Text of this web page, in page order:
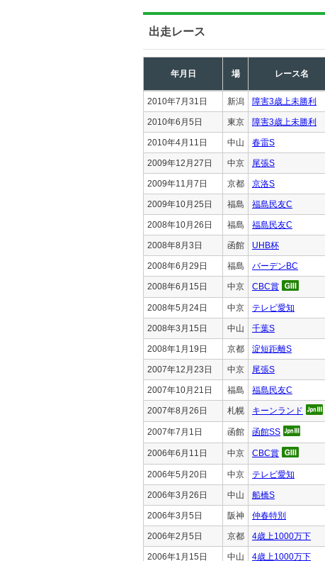
出走レース
年月日 場 レース名
2010年7月31日 新潟 障害3歳上未勝利
2010年6月5日 東京 障害3歳上未勝利
2010年4月11日 中山 春雷S
2009年12月27日 中京 尾張S
2009年11月7日 京都 京洛S
2009年10月25日 福島 福島民友C
2008年10月26日 福島 福島民友C
2008年8月3日 函館 UHB杯
2008年6月29日 福島 バーデンBC
2008年6月15日 中京 CBC賞
2008年5月24日 中京 テレビ愛知
2008年3月15日 中山 千葉S
2008年1月19日 京都 淀短距離S
2007年12月23日 中京 尾張S
2007年10月21日 福島 福島民友C
2007年8月26日 札幌 キーンランド
2007年7月1日 函館 函館SS
2006年6月11日 中京 CBC賞
2006年5月20日 中京 テレビ愛知
2006年3月26日 中山 船橋S
2006年3月5日 阪神 仲春特別
2006年2月5日 京都 4歳上1000万下
2006年1月15日 中山 4歳上1000万下